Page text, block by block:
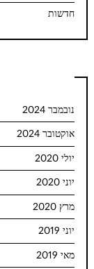
חדשות
נובמבר 2024
אוקטובר 2024
יולי 2020
יוני 2020
מרץ 2020
יוני 2019
מאי 2019